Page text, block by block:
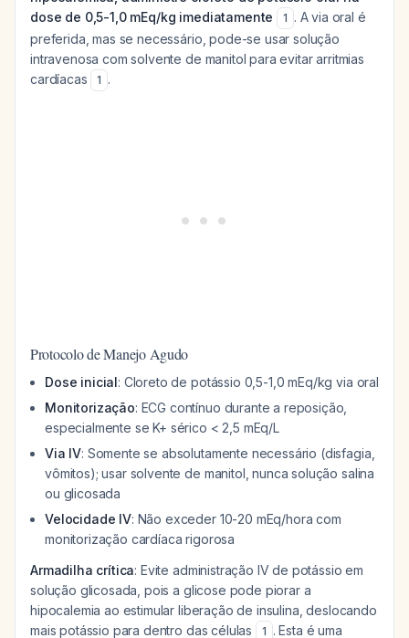
dose de 0,5-1,0 mEq/kg imediatamente
1 . A via oral é
preferida, mas se necessário, pode-se usar solução
intravenosa com solvente de manitol para evitar arritmias
cardíacas
1 .
Protocolo de Manejo Agudo
Dose inicial: Cloreto de potássio 0,5-1,0 mEq/kg via oral
Monitorização: ECG contínuo durante a reposição,
especialmente se K+ sérico < 2,5 mEq/L
Via IV: Somente se absolutamente necessário (disfagia,
vômitos); usar solvente de manitol, nunca solução salina
ou glicosada
Velocidade IV: Não exceder 10-20 mEq/hora com
monitorização cardíaca rigorosa
Armadilha crítica: Evite administração IV de potássio em
solução glicosada, pois a glicose pode piorar a
hipocalemia ao estimular liberação de insulina, deslocando
mais potássio para dentro das células
1 . Esta é uma